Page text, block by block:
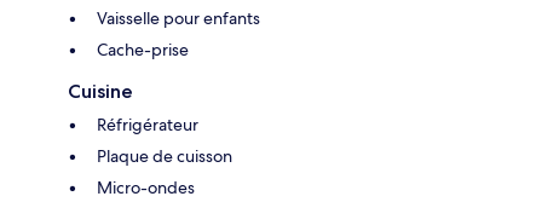
Vaisselle pour enfants
Cache-prise
Cuisine
Réfrigérateur
Plaque de cuisson
Micro-ondes